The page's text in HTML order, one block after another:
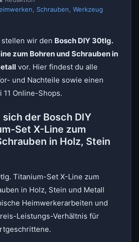
Schrauben Werkzeug
wir den Bosch DIY 30tlg.
zum Bohren und Schrauben in
vor. Hier findest du alle
und Nachteile sowie einen
Online-Shops.
der Bosch DIY
Set X-Line zum
in Holz, Stein
Titanium-Set X-Line zum
in Holz, Stein und Metall
Heimwerkerarbeiten und
Leistungs-Verhältnis für